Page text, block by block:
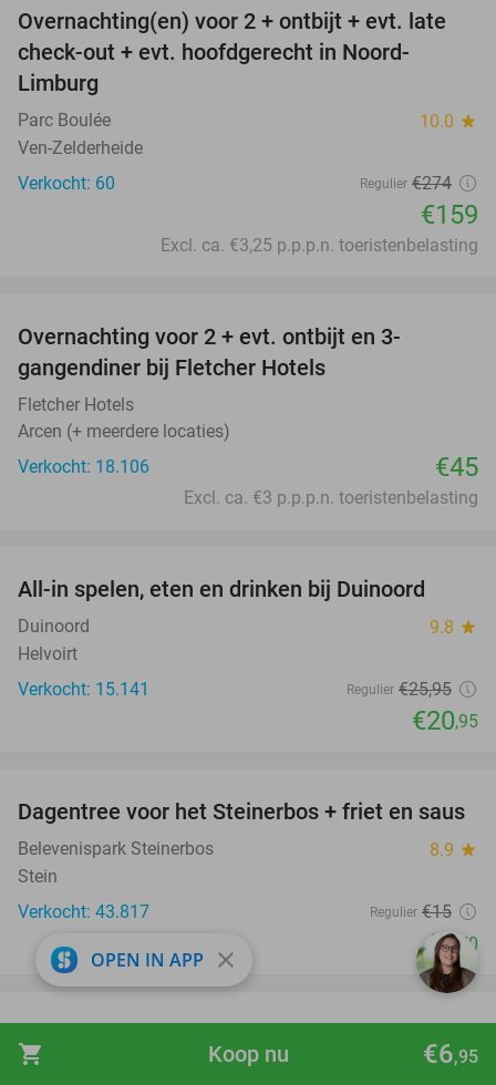
shopping_cart €6,95
Koop nu
42%
Overnachting(en) voor 2 + ontbijt + evt. late
check-out + evt. hoofdgerecht in Noord-
Limburg
Parc Boulée 10.0 star
Ven-Zelderheide
Verkocht: 60
Regulier €274
€159
Excl. ca. €3,25 p.p.p.n. toeristenbelasting
Overnachting voor 2 + evt. ontbijt en 3-
gangendiner bij Fletcher Hotels
Fletcher Hotels
Arcen (+ meerdere locaties)
Verkocht: 18.106
€45
Excl. ca. €3 p.p.p.n. toeristenbelasting
All-in spelen, eten en drinken bij Duinoord
Duinoord 9.8 star
Helvoirt
Verkocht: 15.141
Regulier €25,95
€20,95
37%
Dagentree voor het Steinerbos + friet en saus
Belevenispark Steinerbos 8.9 star
Stein
Verkocht: 43.817
Regulier €15
€9,50
48%
favorite_border
parkeren
OPEN IN APP close